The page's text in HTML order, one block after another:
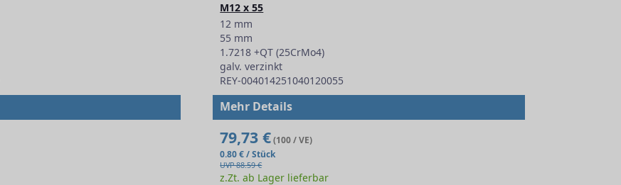
M12 x 55
12 mm
55 mm
1.7218 +QT (25CrMo4)
galv. verzinkt
REY-004014251040120055
Mehr Details
79,73 €(100 / VE)
0.80 € / Stück
UVP 88.59 €
z.Zt. ab Lager lieferbar